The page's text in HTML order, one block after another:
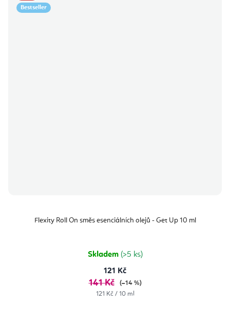
Bestseller
Flexity Roll On směs esenciálních olejů - Get Up 10 ml
Skladem (>5 ks)
121 Kč
141 Kč
(–14 %)
Měrná
121 Kč / 10 ml